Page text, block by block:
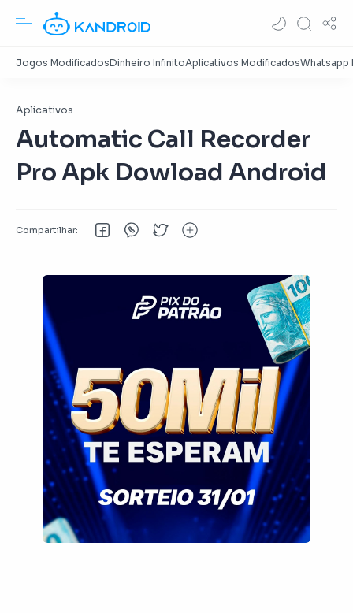
Aplicativos
Automatic Call Recorder
Pro Apk Dowload Android